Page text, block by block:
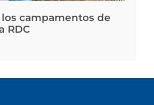
campamentos de
RDC